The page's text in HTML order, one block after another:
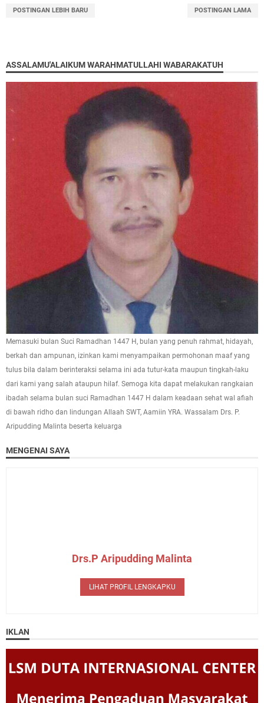
POSTINGAN LEBIH BARU POSTINGAN LAMA
ASSALAMU'ALAIKUM WARAHMATULLAHI WABARAKATUH
Memasuki bulan Suci Ramadhan 1447 H, bulan yang penuh rahmat, hidayah,
berkah dan ampunan, izinkan kami menyampaikan permohonan maaf yang
tulus bila dalam berinteraksi selama ini ada tutur-kata maupun tingkah-laku
dari kami yang salah ataupun hilaf. Semoga kita dapat melakukan rangkaian
ibadah selama bulan suci Ramadhan 1447 H dalam keadaan sehat wal afiah
di bawah ridho dan lindungan Allaah SWT, Aamiin YRA. Wassalam Drs. P.
Aripudding Malinta beserta keluarga
MENGENAI SAYA
Drs.P Aripudding Malinta
LIHAT PROFIL LENGKAPKU
IKLAN